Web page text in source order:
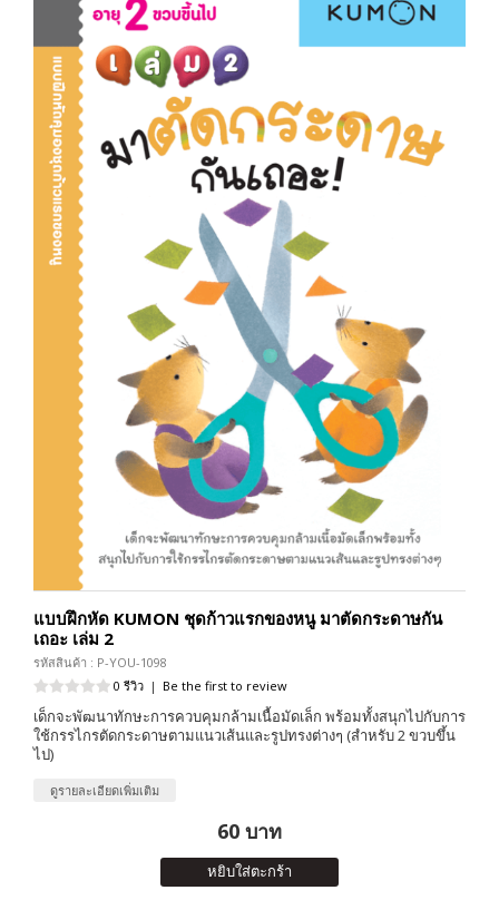
แบบฝึกหัด KUMON ชุดก้าวแรกของหนู มาตัดกระดาษกัน
เถอะ เล่ม 2
รหัสสินค้า : P-YOU-1098
0 รีวิว | Be the first to review
เด็กจะพัฒนาทักษะการควบคุมกล้ามเนื้อมัดเล็ก พร้อมทั้งสนุกไปกับการ
ใช้กรรไกรตัดกระดาษตามแนวเส้นและรูปทรงต่างๆ (สำหรับ 2 ขวบขึ้น
ไป)
ดูรายละเอียดเพิ่มเติม
60 บาท
หยิบใส่ตะกร้า